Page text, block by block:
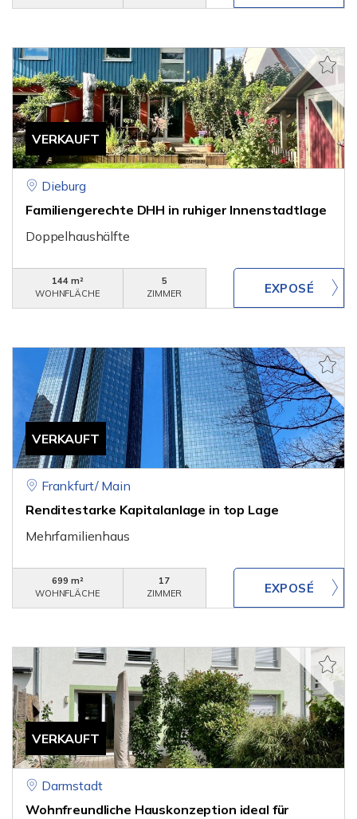
VERKAUFT
Dieburg
Familiengerechte DHH in ruhiger Innenstadtlage
Doppelhaushälfte
144 m²
WOHNFLÄCHE
5
ZIMMER
VERKAUFT
Frankfurt/ Main
Renditestarke Kapitalanlage in top Lage
Mehrfamilienhaus
699 m²
WOHNFLÄCHE
17
ZIMMER
VERKAUFT
Darmstadt
Wohnfreundliche Hauskonzeption ideal für